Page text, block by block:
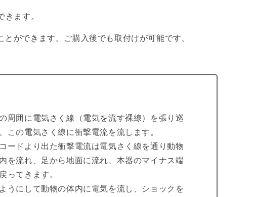
シ
シ
ます。
ができます。ご購入後でも取付けが可能です。
周囲に電気さく線（電気を流す裸線）を張り巡
この電気さく線に衝撃電流を流します。
ードより出た衝撃電流は電気さく線を通り動物
を流れ、足から地面に流れ、本器のマイナス端
ってきます。
うにして動物の体内に電気を流し、ショックを